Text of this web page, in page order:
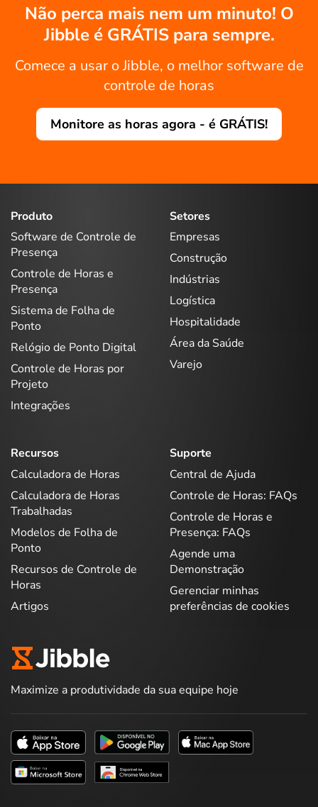
Não perca mais nem um minuto! O
Jibble é GRÁTIS para sempre.
Comece a usar o Jibble, o melhor software de
controle de horas
Monitore as horas agora - é GRÁTIS!
Produto
Software de Controle de
Presença
Controle de Horas e
Presença
Sistema de Folha de
Ponto
Relógio de Ponto Digital
Controle de Horas por
Projeto
Integrações
Setores
Empresas
Construção
Indústrias
Logística
Hospitalidade
Área da Saúde
Varejo
Recursos
Calculadora de Horas
Calculadora de Horas
Trabalhadas
Modelos de Folha de
Ponto
Recursos de Controle de
Horas
Artigos
Suporte
Central de Ajuda
Controle de Horas: FAQs
Controle de Horas e
Presença: FAQs
Agende uma
Demonstração
Gerenciar minhas
preferências de cookies
Maximize a produtividade da sua equipe hoje